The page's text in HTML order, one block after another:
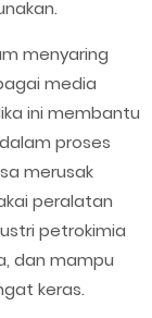
menyaring
media
ini membantu
proses
merusak
peralatan
petrokimia
dan mampu
keras.